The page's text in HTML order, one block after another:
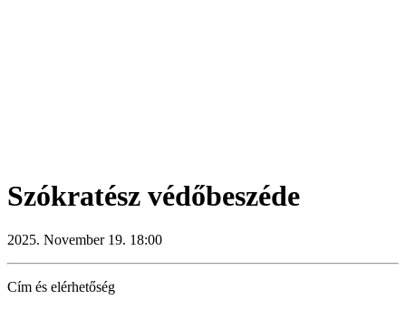
Szókratész védőbeszéde
2025. November 19. 18:00
Cím és elérhetőség